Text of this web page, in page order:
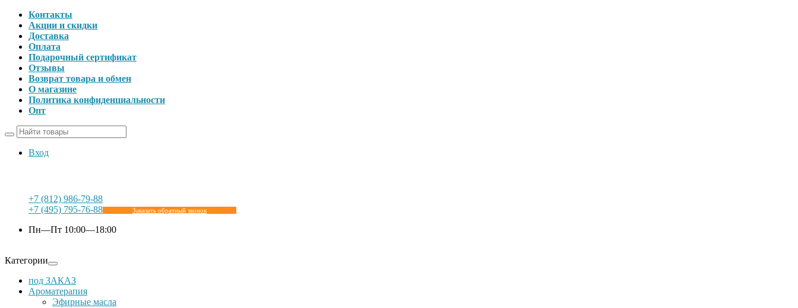
Контакты
Акции и скидки
Доставка
Оплата
Подарочный сертификат
Отзывы
Возврат товара и обмен
О магазине
Политика конфиденциальности
Опт
Вход
+7 (812) 986-79-88
+7 (495) 795-76-88
Заказать обратный звонок
Пн—Пт 10:00—18:00
Категории
под ЗАКАЗ
Ароматерапия
Эфирные масла